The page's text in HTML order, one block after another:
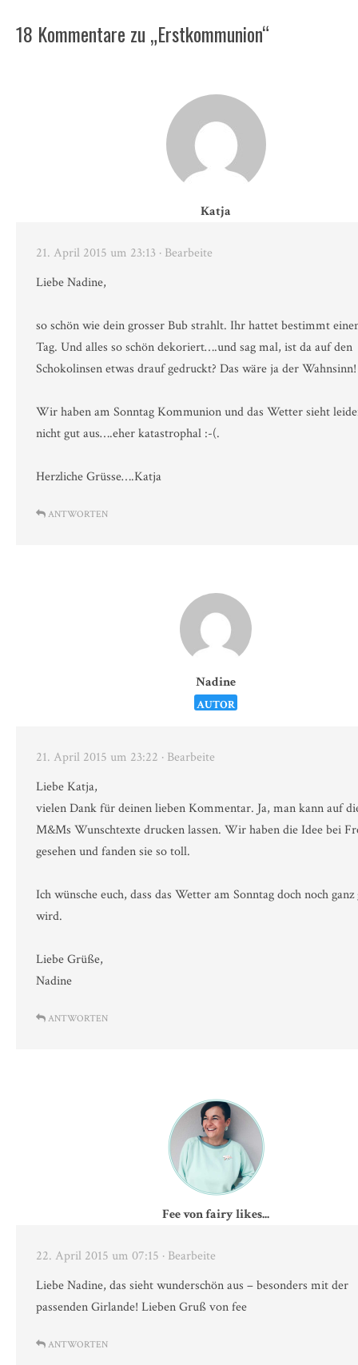
18 Kommentare zu „Erstkommunion“
Katja
21. April 2015 um 23:13 · Bearbeite
Liebe Nadine,
so schön wie dein grosser Bub strahlt. Ihr hattet bestimmt
Tag. Und alles so schön dekoriert….und sag mal, ist da auf den
Schokolinsen etwas drauf gedruckt? Das wäre ja der Wahnsinn!
Wir haben am Sonntag Kommunion und das Wetter sieht
nicht gut aus….eher katastrophal :-(.
Herzliche Grüsse….Katja
ANTWORTEN
Nadine
AUTOR
21. April 2015 um 23:22 · Bearbeite
Liebe Katja,
vielen Dank für deinen lieben Kommentar. Ja, man kann auf
M&Ms Wunschtexte drucken lassen. Wir haben die Idee bei
gesehen und fanden sie so toll.
Ich wünsche euch, dass das Wetter am Sonntag doch noch ganz
wird.
Liebe Grüße,
Nadine
ANTWORTEN
Fee von fairy likes...
22. April 2015 um 07:15 · Bearbeite
Liebe Nadine, das sieht wunderschön aus – besonders mit der
passenden Girlande! Lieben Gruß von fee
ANTWORTEN